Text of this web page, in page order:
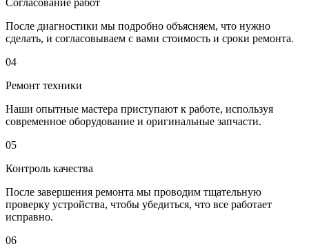
После диагностики мы подробно объясняем, что нужно
сделать, и согласовываем с вами стоимость и сроки ремонта.
04
Ремонт техники
Наши опытные мастера приступают к работе, используя
современное оборудование и оригинальные запчасти.
05
Контроль качества
После завершения ремонта мы проводим тщательную
проверку устройства, чтобы убедиться, что все работает
исправно.
06